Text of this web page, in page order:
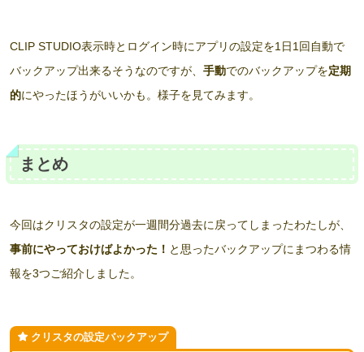
CLIP STUDIO表示時とログイン時にアプリの設定を1日1回自動で
バックアップ出来るそうなのですが、 手動でのバックアップを定期
的にやったほうがいいかも。様子を見てみます。
まとめ
今回はクリスタの設定が一週間分過去に戻ってしまったわたしが、
事前にやっておけばよかった！ と思ったバックアップにまつわる情
報を3つご紹介しました。
クリスタの設定バックアップ